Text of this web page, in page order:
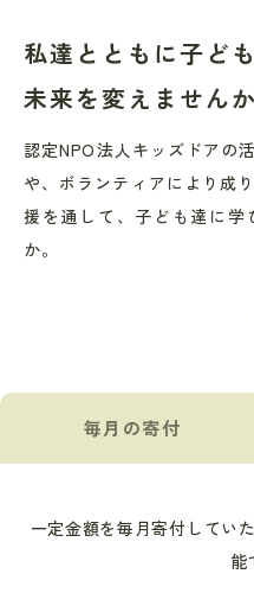
私達とともに子ど
未来を変えませんか
認定NPO法人キッズドアの
や、ボランティアにより成
援を通して、子ども達に学
か。
毎月の寄付
一定金額を毎月寄付してい
能